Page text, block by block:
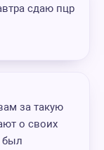
сдаю пцр
за такую
о своих
был